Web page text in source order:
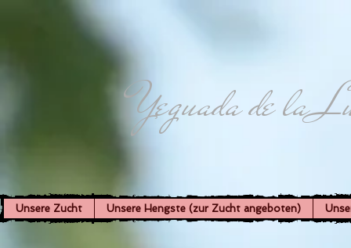
Yeguada de la
Unsere Zucht Unsere Hengste (zur Zucht angeboten)